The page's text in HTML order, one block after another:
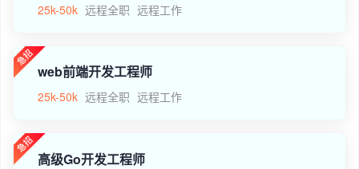
25k-50k 远程全职 远程工作
web前端开发工程师
25k-50k 远程全职 远程工作
高级Go开发工程师